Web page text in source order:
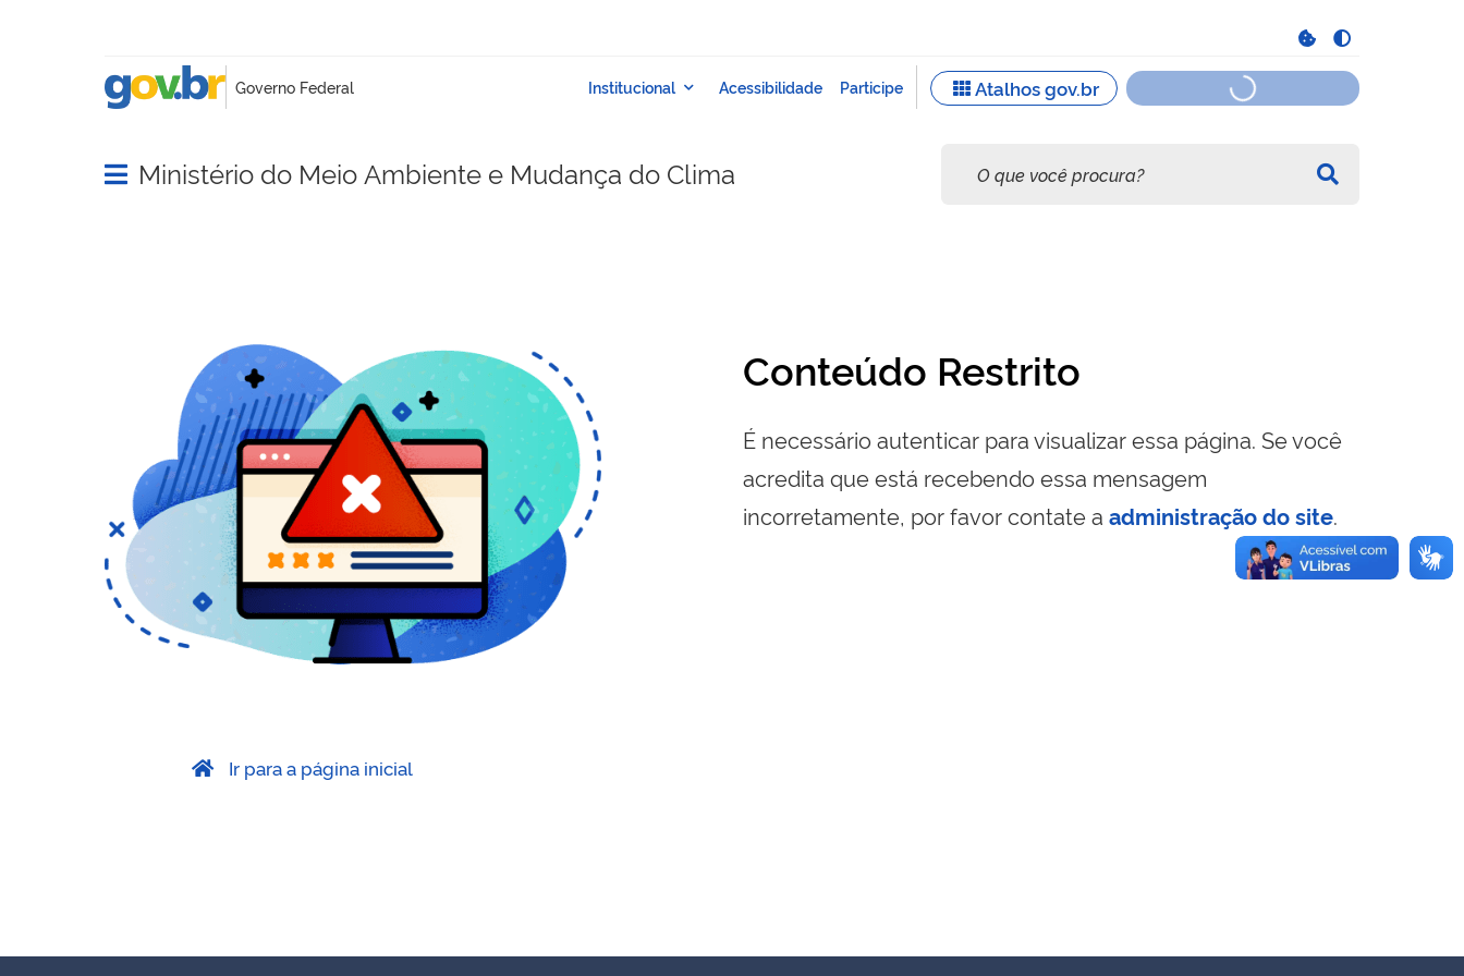
Abrir menu principal de navegação
Ministério do Meio Ambiente e Mudança do Clima
Conteúdo Restrito
É necessário autenticar para visualizar essa página. Se você
acredita que está recebendo essa mensagem
incorretamente, por favor contate a administração do site.
Ir para a página inicial